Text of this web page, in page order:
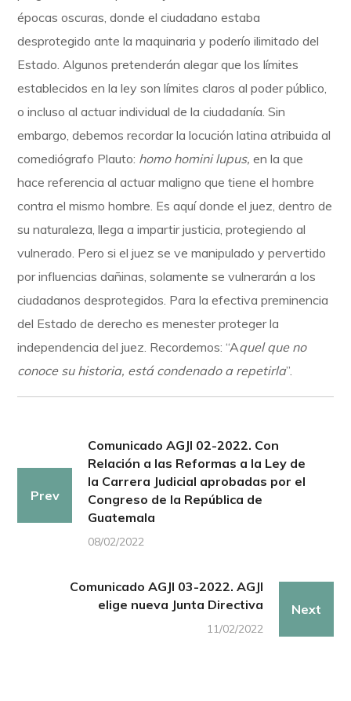
épocas oscuras, donde el ciudadano estaba
desprotegido ante la maquinaria y poderío ilimitado del
Estado. Algunos pretenderán alegar que los límites
establecidos en la ley son límites claros al poder público,
o incluso al actuar individual de la ciudadanía. Sin
embargo, debemos recordar la locución latina atribuida al
comediógrafo Plauto: homo homini lupus,en la que
hace referencia al actuar maligno que tiene el hombre
contra el mismo hombre. Es aquí donde el juez, dentro de
su naturaleza, llega a impartir justicia, protegiendo al
vulnerado. Pero si el juez se ve manipulado y pervertido
por influencias dañinas, solamente se vulnerarán a los
ciudadanos desprotegidos. Para la efectiva preminencia
del Estado de derecho es menester proteger la
independencia del juez. Recordemos: “Aquel que no
conoce su historia, está condenado a repetirla”.
Prev
Comunicado AGJI 02-2022. Con
Relación a las Reformas a la Ley de
la Carrera Judicial aprobadas por el
Congreso de la República de
Guatemala
08/02/2022
Comunicado AGJI 03-2022. AGJI
elige nueva Junta Directiva
11/02/2022
Next